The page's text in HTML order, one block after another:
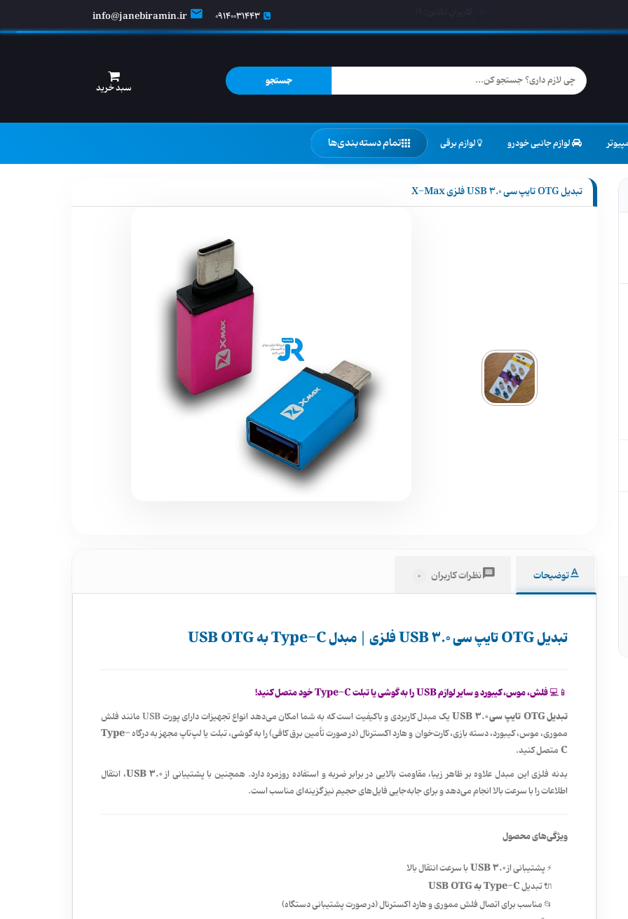
09140031443
info@janebiramin.ir
جستجو
سبد خرید
لوازم جانبی خودرو لوازم برقی تمام دسته‌بندی‌ها
تبدیل OTG تایپ سی USB 3.0 فلزی X-Max
توضیحات نظرات کاربران 0
تبدیل OTG تایپ سی USB 3.0 فلزی | مبدل Type-C به USB OTG
📱💻فلش، موس، کیبورد و سایر لوازم USB را به گوشی یا تبلت Type-C خود متصل کنید!
تبدیل OTG تایپ سی USB 3.0
یک مبدل کاربردی و باکیفیت است که به شما امکان می‌دهد انواع تجهیزات دارای پورت USB مانند فلش
مموری، موس، کیبورد، دسته بازی، کارت‌خوان و هارد اکسترنال (در صورت تأمین برق کافی) را به گوشی، تبلت یا لپ‌تاپ مجهز به درگاهType-
C متصل کنید.
بدنه فلزی این مبدل علاوه بر ظاهر زیبا، مقاومت بالایی در برابر ضربه و استفاده روزمره دارد. همچنین با پشتیبانی ازUSB 3.0، انتقال
اطلاعات را با سرعت بالا انجام می‌دهد و برای جابه‌جایی فایل‌های حجیم نیز گزینه‌ای مناسب است.
ویژگی‌های محصول
⚡ پشتیبانی ازUSB 3.0 با سرعت انتقال بالا
🔌 تبدیلType-C به USB OTG
📂 مناسب برای اتصال فلش مموری و هارد اکسترنال (در صورت پشتیبانی دستگاه)